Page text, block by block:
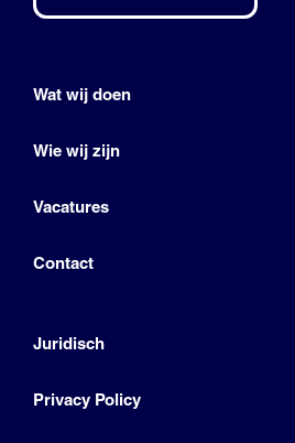
Wat wij doen
Wie wij zijn
Vacatures
Contact
Juridisch
Privacy Policy